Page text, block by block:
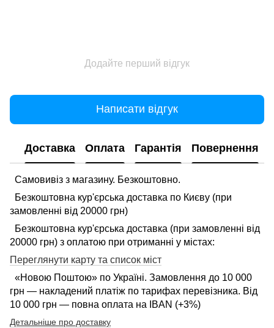
Додайте перший відгук
Написати відгук
Доставка Оплата Гарантія Повернення
Самовивіз з магазину. Безкоштовно.
Безкоштовна кур'єрська доставка по Києву (при
замовленні від 20000 грн)
Безкоштовна кур'єрська доставка (при замовленні від
20000 грн) з оплатою при отриманні у містах:
Переглянути карту та список міст
«Новою Поштою» по Україні. Замовлення до 10 000
грн — накладений платіж по тарифах перевізника. Від
10 000 грн — повна оплата на IBAN (+3%)
Детальніше про доставку